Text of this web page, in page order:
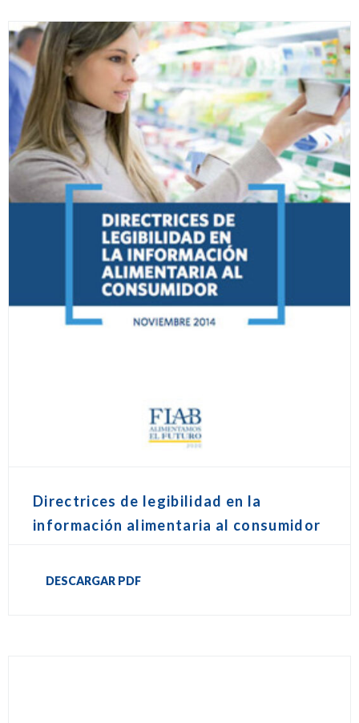
Directrices de legibilidad en la
información alimentaria al consumidor
DESCARGAR PDF